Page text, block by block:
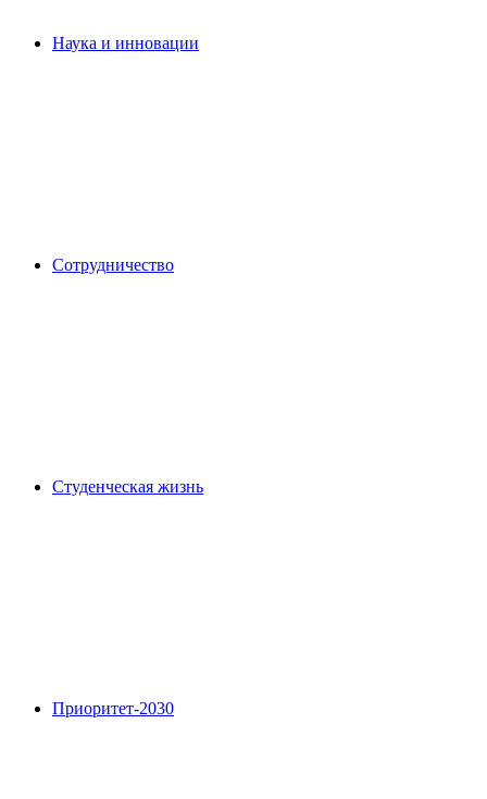
Наука и инновации
Сотрудничество
Студенческая жизнь
Приоритет-2030